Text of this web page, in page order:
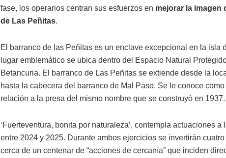
fase, los operarios centran sus esfuerzos en mejorar la imagen
de Las Peñitas.
El barranco de las Peñitas es un enclave excepcional en la isla
lugar emblemático se ubica dentro del Espacio Natural
Betancuria. El barranco de Las Peñitas se extiende desde la
hasta la cabecera del barranco de Mal Paso. Se le conoce
relación a la presa del mismo nombre que se construyó en 1937.
‘Fuerteventura, bonita por naturaleza’, contempla actuaciones a
entre 2024 y 2025. Durante ambos ejercicios se invertirán
cerca de un centenar de “acciones de cercanía” que inciden